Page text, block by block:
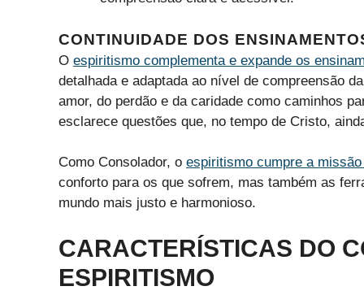
CONTINUIDADE DOS
O espiritismo complementa e expande os
detalhada e adaptada ao nível de compreensão
amor, do perdão e da caridade como caminhos
esclarece questões que, no tempo de Cristo,
Como Consolador, o espiritismo cumpre a
conforto para os que sofrem, mas também as
mundo mais justo e harmonioso.
CARACTERÍSTICAS DO
ESPIRITISMO